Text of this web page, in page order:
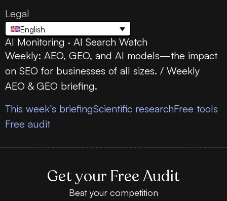
Legal
English
AI Monitoring · AI Search Watch
Weekly: AEO, GEO, and AI models—the impact
on SEO for businesses of all sizes. / Weekly
AEO & GEO briefing.
This week’s briefingScientific researchFree tools
Free audit
Get your Free Audit
Beat your competition